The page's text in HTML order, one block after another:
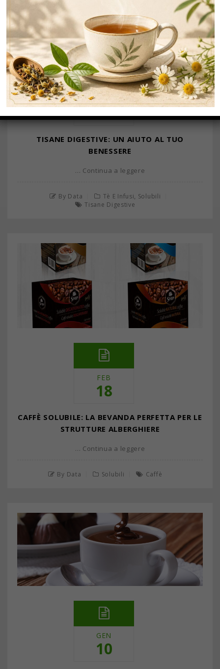
GIU
01
TISANE DIGESTIVE: UN AIUTO AL TUO
BENESSERE
… Continua a leggere
By Data Tè E Infusi, Solubili
Tisane Digestive
FEB
18
CAFFÈ SOLUBILE: LA BEVANDA PERFETTA PER LE
STRUTTURE ALBERGHIERE
… Continua a leggere
By Data Solubili Caffè
GEN
10